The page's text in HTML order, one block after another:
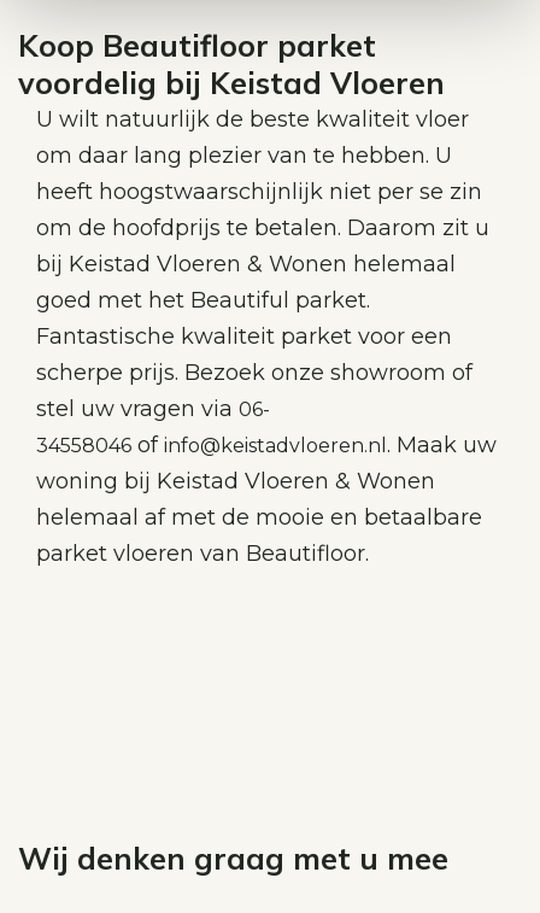
Koop Beautifloor parket
voordelig bij Keistad Vloeren
U wilt natuurlijk de beste kwaliteit vloer
om daar lang plezier van te hebben. U
heeft hoogstwaarschijnlijk niet per se zin
om de hoofdprijs te betalen. Daarom zit u
bij Keistad Vloeren & Wonen helemaal
goed met het Beautiful parket.
Fantastische kwaliteit parket voor een
scherpe prijs. Bezoek onze showroom of
stel uw vragen via 06-
34558046 of info@keistadvloeren.nl . Maak uw
woning bij Keistad Vloeren & Wonen
helemaal af met de mooie en betaalbare
parket vloeren van Beautifloor.
Wij denken graag met u mee